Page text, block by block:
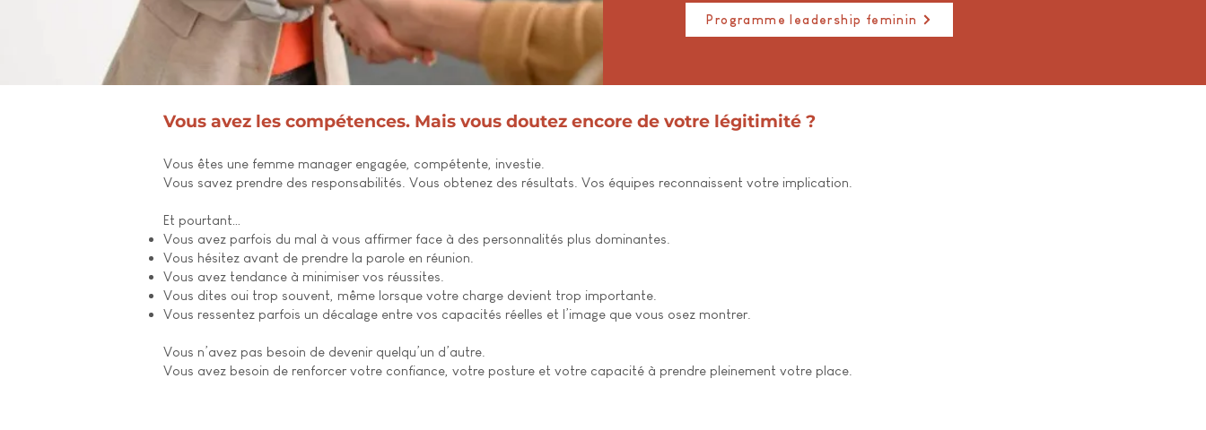
Programme leadership feminin
Vous avez les compétences. Mais vous doutez encore de votre légitimité ?
Vous êtes une femme manager engagée, compétente, investie.
Vous savez prendre des responsabilités. Vous obtenez des résultats. Vos équipes reconnaissent votre implication.
Et pourtant…
Vous avez parfois du mal à vous affirmer face à des personnalités plus dominantes.
Vous hésitez avant de prendre la parole en réunion.
Vous avez tendance à minimiser vos réussites.
Vous dites oui trop souvent, même lorsque votre charge devient trop importante.
Vous ressentez parfois un décalage entre vos capacités réelles et l’image que vous osez montrer.
Vous n’avez pas besoin de devenir quelqu’un d’autre.
Vous avez besoin de renforcer votre confiance, votre posture et votre capacité à prendre pleinement votre place.